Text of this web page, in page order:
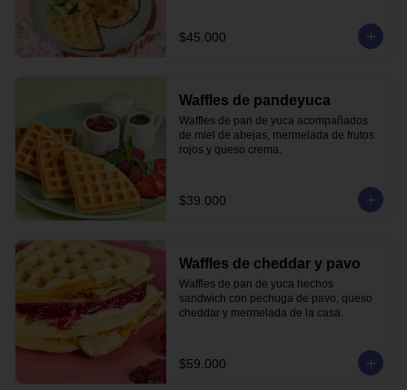
$45.000
Waffles de pandeyuca
Waffles de pan de yuca acompañados
de miel de abejas, mermelada de frutos
rojos y queso crema.
$39.000
Waffles de cheddar y pavo
Waffles de pan de yuca hechos
sandwich con pechuga de pavo, queso
cheddar y mermelada de la casa.
$59.000